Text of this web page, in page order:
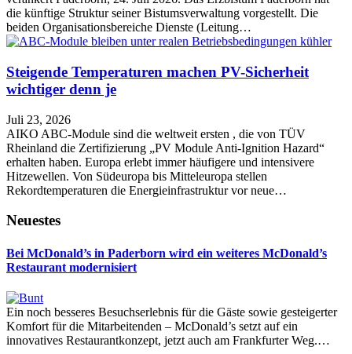
die künftige Struktur seiner Bistumsverwaltung vorgestellt. Die
beiden Organisationsbereiche Dienste (Leitung…
Steigende Temperaturen machen PV-Sicherheit
wichtiger denn je
Juli 23, 2026
AIKO ABC-Module sind die weltweit ersten , die von TÜV
Rheinland die Zertifizierung „PV Module Anti-Ignition Hazard“
erhalten haben. Europa erlebt immer häufigere und intensivere
Hitzewellen. Von Südeuropa bis Mitteleuropa stellen
Rekordtemperaturen die Energieinfrastruktur vor neue…
Neuestes
Bei McDonald’s in Paderborn wird ein weiteres McDonald’s
Restaurant modernisiert
Ein noch besseres Besuchserlebnis für die Gäste sowie gesteigerter
Komfort für die Mitarbeitenden – McDonald’s setzt auf ein
innovatives Restaurantkonzept, jetzt auch am Frankfurter Weg.…